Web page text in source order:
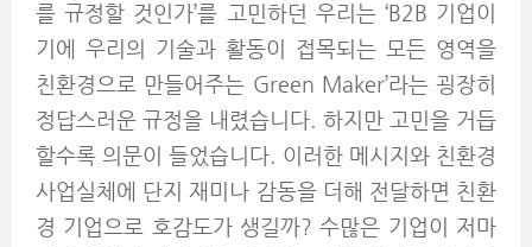
를 규정할 것인가’를 고민하던 우리는 ‘B2B 기업이
기에 우리의 기술과 활동이 접목되는 모든 영역을
친환경으로 만들어주는 Green Maker’라는 굉장히
정답스러운 규정을 내렸습니다. 하지만 고민을 거듭
할수록 의문이 들었습니다. 이러한 메시지와 친환경
사업실체에 단지 재미나 감동을 더해 전달하면 친환
경 기업으로 호감도가 생길까? 수많은 기업이 저마